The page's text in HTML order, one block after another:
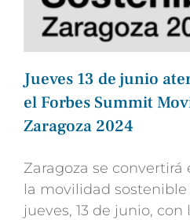
Jueves 13 de junio
el Forbes Summit
Zaragoza 2024
Zaragoza se
la movilidad
jueves, 13 de junio,